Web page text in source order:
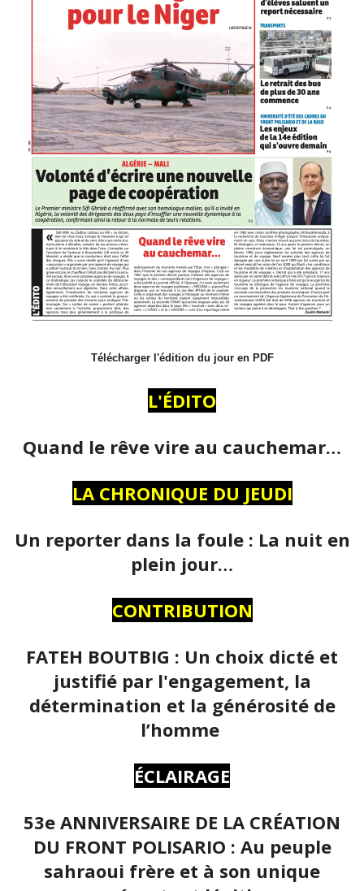
Télécharger l'édition du jour en PDF
L'ÉDITO
Quand le rêve vire au cauchemar…
LA CHRONIQUE DU JEUDI
Un reporter dans la foule : La nuit en
plein jour…
CONTRIBUTION
FATEH BOUTBIG : Un choix dicté et
justifié par l'engagement, la
détermination et la générosité de
l’homme
ÉCLAIRAGE
53e ANNIVERSAIRE DE LA CRÉATION
DU FRONT POLISARIO : Au peuple
sahraoui frère et à son unique